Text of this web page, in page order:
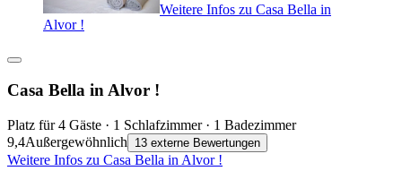
Weitere Infos zu Casa Bella in
Alvor !
Casa Bella in Alvor !
Platz für 4 Gäste · 1 Schlafzimmer · 1 Badezimmer
9,4Außergewöhnlich 13 externe Bewertungen
Weitere Infos zu Casa Bella in Alvor !